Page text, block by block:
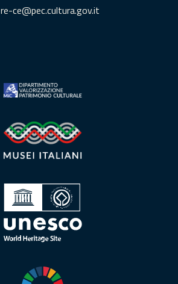
re-ce@pec.cultura.gov.it